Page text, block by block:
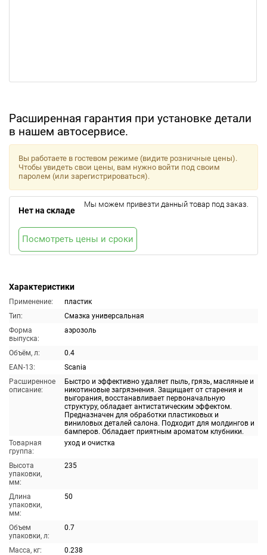
Расширенная гарантия при установке детали
в нашем автосервисе.
Характеристики
Применение:
пластик
Тип:
Смазка универсальная
Форма
выпуска:
аэрозоль
Объём, л:
0.4
EAN-13:
Scania
Расширенное
описание:
Быстро и эффективно удаляет пыль, грязь, масляные и
никотиновые загрязнения. Защищает от старения и
выгорания, восстанавливает первоначальную
структуру, обладает антистатическим эффектом.
Предназначен для обработки пластиковых и
виниловых деталей салона. Подходит для молдингов и
бамперов. Обладает приятным ароматом клубники.
Товарная
группа:
уход и очистка
Высота
упаковки,
мм:
235
Длина
упаковки,
мм:
50
Объем
упаковки, л:
0.7
Масса, кг:
0.238
Вы работаете в гостевом режиме (видите розничные цены).
Чтобы увидеть свои цены, вам нужно войти под своим
паролем (или зарегистрироваться).
Нет на складе
Мы можем привезти данный товар под заказ.
Посмотреть цены и сроки